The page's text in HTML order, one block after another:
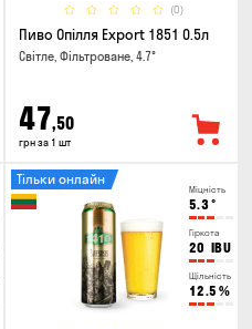
(0)
Пиво Опілля Export 1851 0.5л
Світле, Фільтроване, 4.7°
47,50
грн за 1 шт
Міцність
5.3°
Гіркота
20 IBU
Щільність
12.5 %
Тільки онлайн